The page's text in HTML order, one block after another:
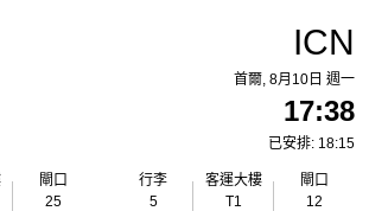
閘口
25
ICN
首爾, 8月10日 週一
17:38
已安排: 18:15
行李
5
客運大樓
T1
閘口
12